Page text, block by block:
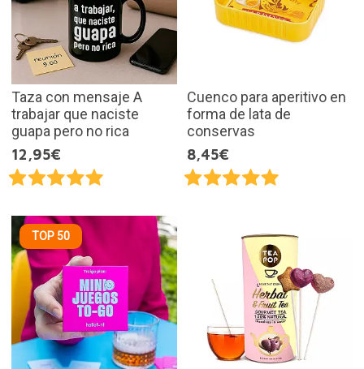
Taza con mensaje A
trabajar que naciste
guapa pero no rica
12,95€
Cuenco para aperitivo en
forma de lata de
conservas
8,45€
TOP 50